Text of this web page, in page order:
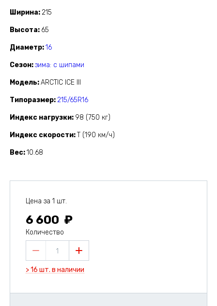
Ширина 215
Высота 65
Диаметр 16
Сезон зима: с шипами
Модель ARCTIC ICE III
Типоразмер 215/65R16
Индекс нагрузки 98 (750 кг)
Индекс скорости T (190 км/ч)
Вес 10.68
Цена за 1 шт.
6 600
Количество
1
> 16 шт. в наличии